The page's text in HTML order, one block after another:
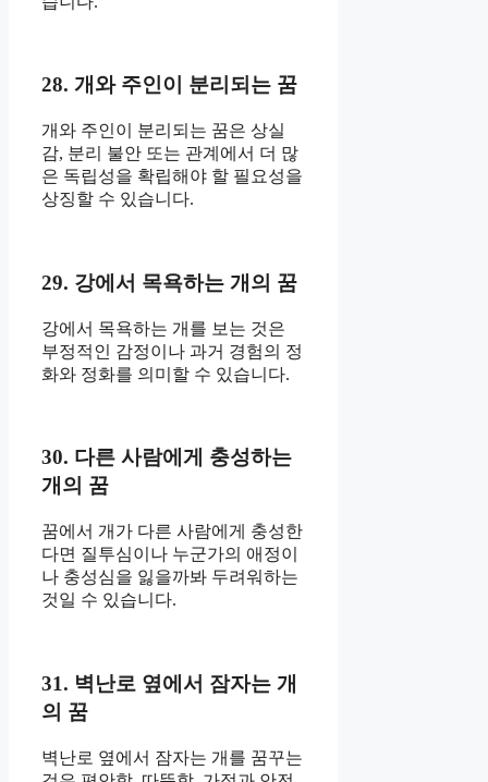
28. 개와 주인이 분리되는 꿈
개와 주인이 분리되는 꿈은 상실
감, 분리 불안 또는 관계에서 더 많
은 독립성을 확립해야 할 필요성을
상징할 수 있습니다.
29. 강에서 목욕하는 개의 꿈
강에서 목욕하는 개를 보는 것은
부정적인 감정이나 과거 경험의 정
화와 정화를 의미할 수 있습니다.
30. 다른 사람에게 충성하는
개의 꿈
꿈에서 개가 다른 사람에게 충성한
다면 질투심이나 누군가의 애정이
나 충성심을 잃을까봐 두려워하는
것일 수 있습니다.
31. 벽난로 옆에서 잠자는 개
의 꿈
벽난로 옆에서 잠자는 개를 꿈꾸는